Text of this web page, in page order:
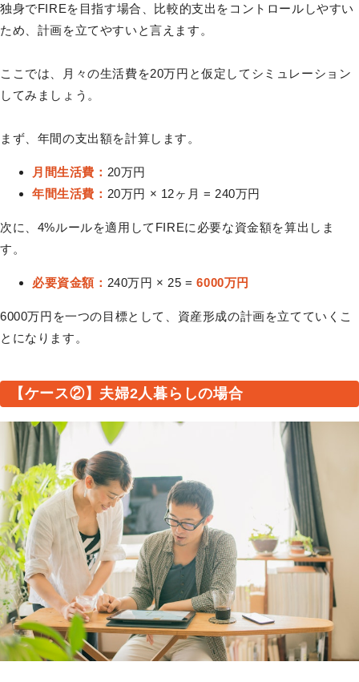
独身でFIREを目指す場合、比較的支出をコントロールしやすい
ため、計画を立てやすいと言えます。
ここでは、月々の生活費を20万円と仮定してシミュレーション
してみましょう。
まず、年間の支出額を計算します。
月間生活費： 20万円
年間生活費： 20万円 × 12ヶ月 = 240万円
次に、4%ルールを適用してFIREに必要な資金額を算出しま
す。
必要資金額： 240万円 × 25 =6000万円
6000万円を一つの目標として、資産形成の計画を立てていくこ
とになります。
【ケース②】夫婦2人暮らしの場合